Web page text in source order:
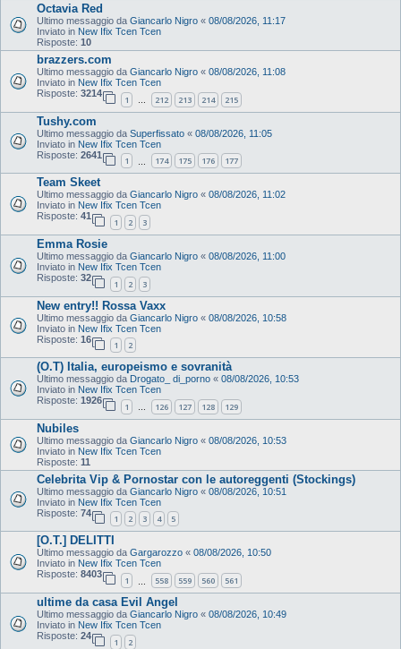
Octavia Red
Ultimo messaggio da Giancarlo Nigro « 08/08/2026, 11:17
Inviato in New Ifix Tcen Tcen
Risposte: 10
brazzers.com
Ultimo messaggio da Giancarlo Nigro « 08/08/2026, 11:08
Inviato in New Ifix Tcen Tcen
Risposte: 3214
1 … 212 213 214 215
Tushy.com
Ultimo messaggio da Superfissato « 08/08/2026, 11:05
Inviato in New Ifix Tcen Tcen
Risposte: 2641
1 174 175 176 177
Team Skeet
Ultimo messaggio da Giancarlo Nigro « 08/08/2026, 11:02
Inviato in New Ifix Tcen Tcen
Risposte: 41
1 2 3
Emma Rosie
Ultimo messaggio da Giancarlo Nigro « 08/08/2026, 11:00
Inviato in New Ifix Tcen Tcen
Risposte: 32
1 2 3
New entry!! Rossa Vaxx
Ultimo messaggio da Giancarlo Nigro « 08/08/2026, 10:58
Inviato in New Ifix Tcen Tcen
Risposte: 16
1 2
(O.T) Italia, europeismo e sovranità
Ultimo messaggio da Drogato_ di_porno « 08/08/2026, 10:53
Inviato in New Ifix Tcen Tcen
Risposte: 1926
1 … 126 127 128 129
Nubiles
Ultimo messaggio da Giancarlo Nigro « 08/08/2026, 10:53
Inviato in New Ifix Tcen Tcen
Risposte: 11
Celebrita Vip & Pornostar con le autoreggenti (Stockings)
Ultimo messaggio da Giancarlo Nigro « 08/08/2026, 10:51
Inviato in New Ifix Tcen Tcen
Risposte: 74
1 2 3 4 5
[O.T.] DELITTI
Ultimo messaggio da Gargarozzo « 08/08/2026, 10:50
Inviato in New Ifix Tcen Tcen
Risposte: 8403
1 558 559 560 561
ultime da casa Evil Angel
Ultimo messaggio da Giancarlo Nigro « 08/08/2026, 10:49
Inviato in New Ifix Tcen Tcen
Risposte: 24
1 2